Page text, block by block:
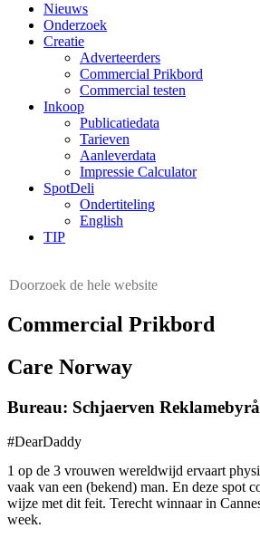
Nieuws
Onderzoek
Creatie
Adverteerders
Commercial Prikbord
Commercial testen
Inkoop
Publicatiedata
Tarieven
Aanleverdata
Impressie Calculator
SpotDeli
Ondertiteling
English
TIP
Commercial Prikbord
Care Norway
Bureau: Schjaerven
#DearDaddy
1 op de 3 vrouwen wereldwijd ervaart
vaak van een (bekend) man. En deze spot
wijze met dit feit. Terecht winnaar in
week.